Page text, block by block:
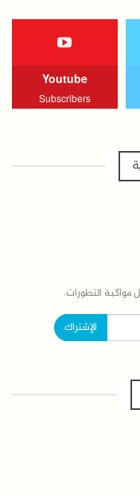
Youtube
Subscribers
مواكبة التطورات.
الإشتراك